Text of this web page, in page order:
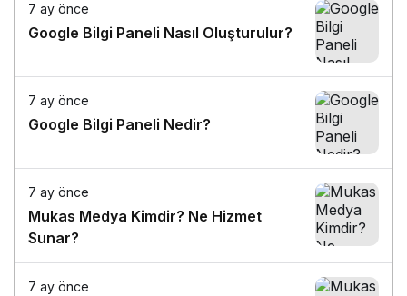
7 ay önce
Google Bilgi Paneli Nasıl Oluşturulur?
7 ay önce
Google Bilgi Paneli Nedir?
7 ay önce
Mukas Medya Kimdir? Ne Hizmet
Sunar?
7 ay önce